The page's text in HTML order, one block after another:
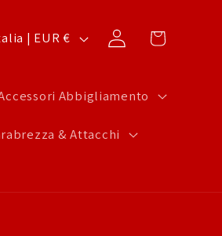
Abbigliamento
& Attacchi
Italia | EUR € Accedi Carrello